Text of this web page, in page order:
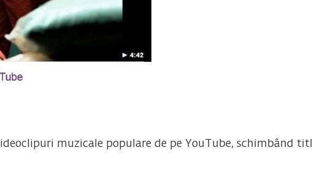
muzicale populare de pe YouTube, schimbând